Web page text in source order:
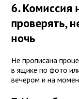
6. Комиссия
проверять,
ночь
Не прописана
в ящике по фото
вечером и на